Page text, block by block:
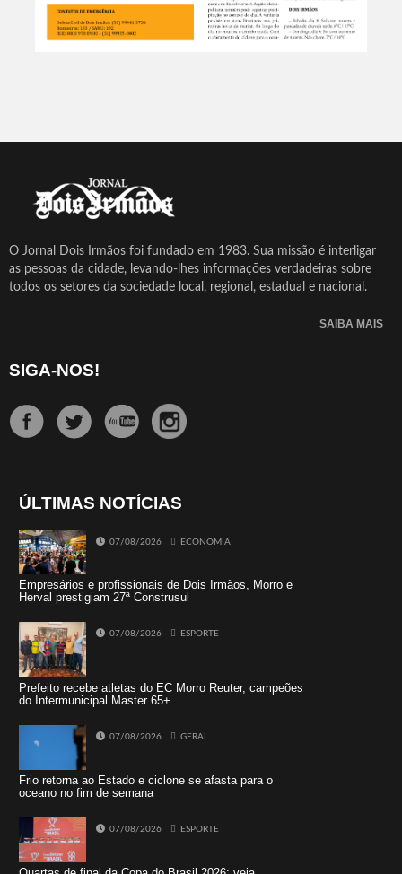
O Jornal Dois Irmãos foi fundado em 1983. Sua missão é interligar
as pessoas da cidade, levando-lhes informações verdadeiras sobre
todos os setores da sociedade local, regional, estadual e nacional.
SAIBA MAIS
SIGA-NOS!
ÚLTIMAS NOTÍCIAS
07/08/2026 ECONOMIA
Empresários e profissionais de Dois Irmãos, Morro e
Herval prestigiam 27ª Construsul
07/08/2026 ESPORTE
Prefeito recebe atletas do EC Morro Reuter, campeões
do Intermunicipal Master 65+
07/08/2026 GERAL
Frio retorna ao Estado e ciclone se afasta para o
oceano no fim de semana
07/08/2026 ESPORTE